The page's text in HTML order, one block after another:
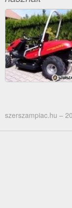
szerszampiac.hu –